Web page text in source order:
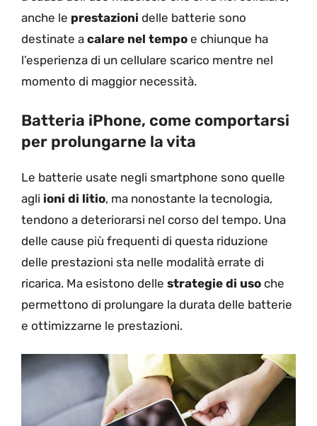
anche le prestazioni delle batterie sono
destinate a calare nel tempo e chiunque ha
l’esperienza di un cellulare scarico mentre nel
momento di maggior necessità.
Batteria iPhone, come comportarsi
per prolungarne la vita
Le batterie usate negli smartphone sono quelle
agli ioni di litio, ma nonostante la tecnologia,
tendono a deteriorarsi nel corso del tempo. Una
delle cause più frequenti di questa riduzione
delle prestazioni sta nelle modalità errate di
ricarica. Ma esistono delle strategie di uso che
permettono di prolungare la durata delle batterie
e ottimizzarne le prestazioni.